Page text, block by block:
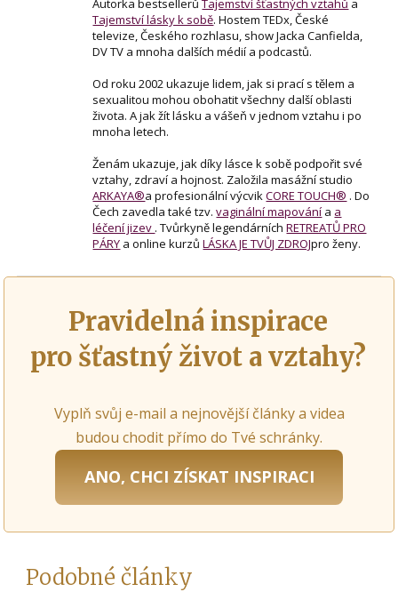
Tajemství lásky k sobě. Hostem TEDx, České
televize, Českého rozhlasu, show Jacka Canfielda,
DV TV a mnoha dalších médií a podcastů.
Od roku 2002 ukazuje lidem, jak si prací s tělem a
sexualitou mohou obohatit všechny další oblasti
života. A jak žít lásku a vášeň v jednom vztahu i po
mnoha letech.
Ženám ukazuje, jak díky lásce k sobě podpořit své
vztahy, zdraví a hojnost. Založila masážní studio
ARKAYA®a profesionální výcvikCORE TOUCH® . Do
Čech zavedla také tzv.vaginální mapování a a
léčení jizev . Tvůrkyně legendárníchRETREATŮ PRO
PÁRY a online kurzůLÁSKA JE TVŮJ ZDROJpro ženy.
Pravidelná inspirace
pro šťastný život a vztahy?
Vyplň svůj e-mail a nejnovější články a videa
budou chodit přímo do Tvé schránky.
ANO, CHCI ZÍSKAT INSPIRACI
Podobné články